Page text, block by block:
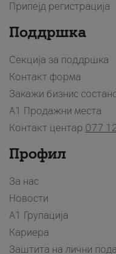
Припејд регистрација
Поддршка
Секција за поддршка
Контакт форма
Закажи бизнис
A1 Продажни места
Контакт центар 077
Профил
За нас
Новости
А1 Групација
Кариера
Заштита на лични